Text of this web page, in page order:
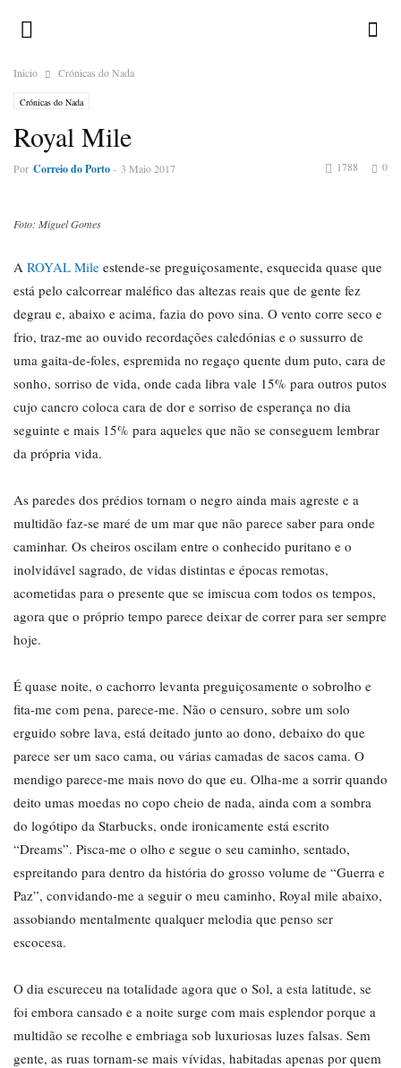
Inicio Crónicas do Nada
Crónicas do Nada
Royal Mile
Por Correio do Porto- 3 Maio 2017 0
1788
Foto: Miguel Gomes
A ROYAL Mile estende-se preguiçosamente, esquecida quase que
está pelo calcorrear maléfico das altezas reais que de gente fez
degrau e, abaixo e acima, fazia do povo sina. O vento corre seco e
frio, traz-me ao ouvido recordações caledónias e o sussurro de
uma gaita-de-foles, espremida no regaço quente dum puto, cara de
sonho, sorriso de vida, onde cada libra vale 15% para outros putos
cujo cancro coloca cara de dor e sorriso de esperança no dia
seguinte e mais 15% para aqueles que não se conseguem lembrar
da própria vida.
As paredes dos prédios tornam o negro ainda mais agreste e a
multidão faz-se maré de um mar que não parece saber para onde
caminhar. Os cheiros oscilam entre o conhecido puritano e o
inolvidável sagrado, de vidas distintas e épocas remotas,
acometidas para o presente que se imiscua com todos os tempos,
agora que o próprio tempo parece deixar de correr para ser sempre
hoje.
É quase noite, o cachorro levanta preguiçosamente o sobrolho e
fita-me com pena, parece-me. Não o censuro, sobre um solo
erguido sobre lava, está deitado junto ao dono, debaixo do que
parece ser um saco cama, ou várias camadas de sacos cama. O
mendigo parece-me mais novo do que eu. Olha-me a sorrir quando
deito umas moedas no copo cheio de nada, ainda com a sombra
do logótipo da Starbucks, onde ironicamente está escrito
“Dreams”. Pisca-me o olho e segue o seu caminho, sentado,
espreitando para dentro da história do grosso volume de “Guerra e
Paz”, convidando-me a seguir o meu caminho, Royal mile abaixo,
assobiando mentalmente qualquer melodia que penso ser
escocesa.
O dia escureceu na totalidade agora que o Sol, a esta latitude, se
foi embora cansado e a noite surge com mais esplendor porque a
multidão se recolhe e embriaga sob luxuriosas luzes falsas. Sem
gente, as ruas tornam-se mais vívidas, habitadas apenas por quem